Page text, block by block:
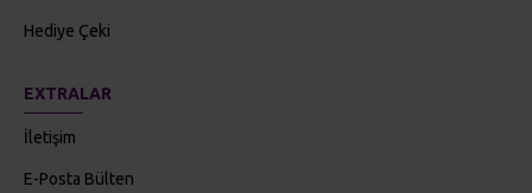
Hediye Çeki
EXTRALAR
İletişim
E-Posta Bülten